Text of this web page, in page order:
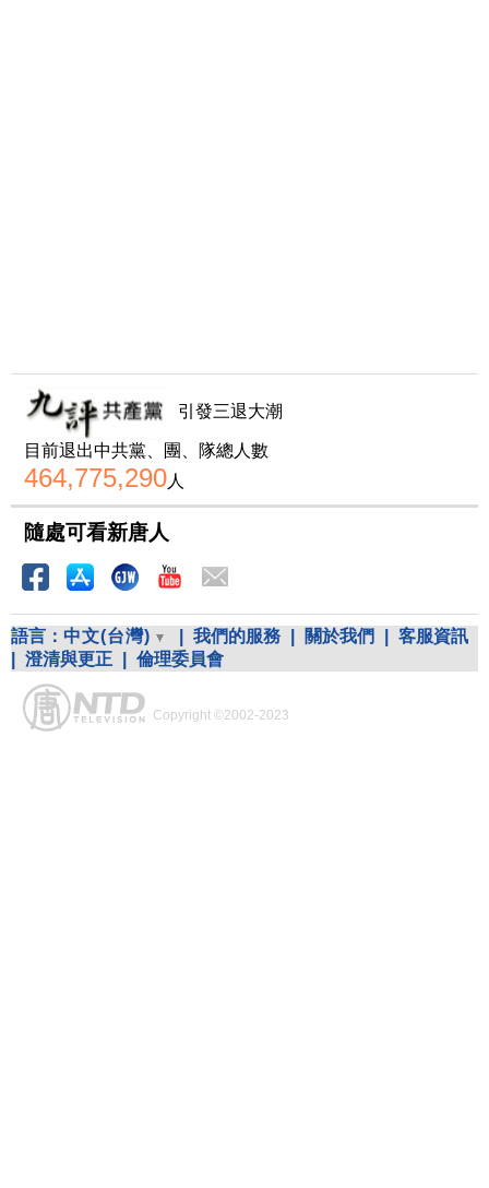
引發三退大潮
目前退出中共黨、團、隊總人數
464,775,290人
隨處可看新唐人
語言： 中文(台灣) 我們的服務 關於我們
客服資訊
澄清與更正 倫理委員會
Copyright ©2002-2023